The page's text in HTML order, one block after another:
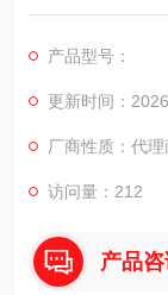
测量，开启微观探
产品型号：
更新时间：
厂商性质：代理
访问量：212
产品咨